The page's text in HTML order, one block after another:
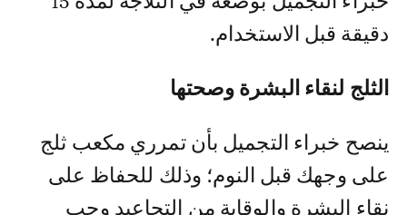
دقيقة قبل الاستخدام.
الثلج لنقاء البشرة وصحتها
ينصح خبراء التجميل بأن تمرري مكعب ثلج
على وجهك قبل النوم؛ وذلك للحفاظ على
نقاء البشرة والوقاية من التجاعيد وحب